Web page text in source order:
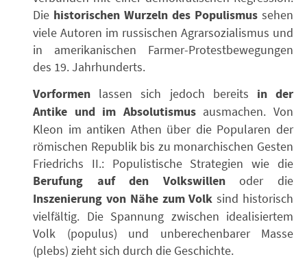
Die historischen Wurzeln des Populismus sehen
viele Autoren im russischen Agrarsozialismus und
in amerikanischen Farmer-Protestbewegungen
des 19. Jahrhunderts.
Vorformen lassen sich jedoch bereits in der
Antike und im Absolutismusausmachen. Von
Kleon im antiken Athen über die Popularen der
römischen Republik bis zu monarchischen Gesten
Friedrichs II.: Populistische Strategien wie die
Berufung auf den Volkswillenoder die
Inszenierung von Nähe zum Volk sind historisch
vielfältig. Die Spannung zwischen idealisiertem
Volk (populus) und unberechenbarer Masse
(plebs) zieht sich durch die Geschichte.